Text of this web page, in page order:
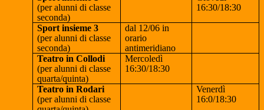
(per alunni di classe
seconda)
16:30/18:30
Sport insieme 3
(per alunni di classe
seconda)
dal 12/06 in
orario
antimeridiano
Teatro in Collodi
(per alunni di classe
quarta/quinta)
Mercoledì
16:30/18:30
Teatro in Rodari
(per alunni di classe
Venerdì
16:0/18:30